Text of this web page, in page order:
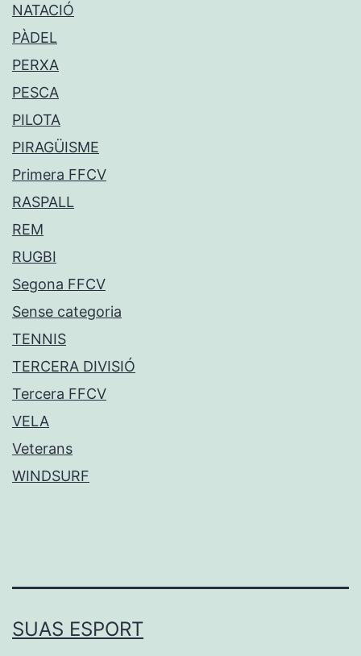
NATACIÓ
PÀDEL
PERXA
PESCA
PILOTA
PIRAGÜISME
Primera FFCV
RASPALL
REM
RUGBI
Segona FFCV
Sense categoria
TENNIS
TERCERA DIVISIÓ
Tercera FFCV
VELA
Veterans
WINDSURF
SUAS ESPORT